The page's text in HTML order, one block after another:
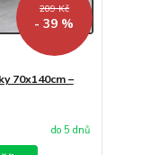
209 Kč
- 39 %
70x140cm –
do 5 dnů